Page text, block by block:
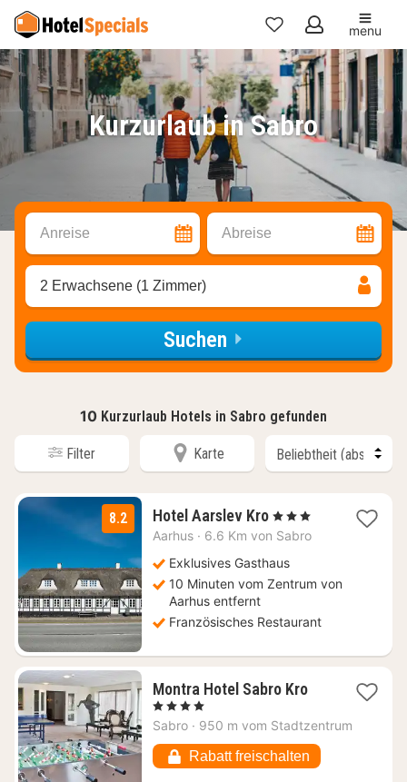
Meine
Favoriten
menu
Kurzurlaub in Sabro
Anreise Abreise
2 Erwachsene (1 Zimmer)
Suchen
10 Kurzurlaub Hotels in Sabro gefunden
Filter Karte
8.2 Hotel Aarslev Kro1
Nacht
122,11
€
, 3 Sterne
Aarhus · 6.6 Km von Sabro
Exklusives Gasthaus
10 Minuten vom Zentrum von
Aarhus entfernt
Französisches Restaurant
Montra Hotel Sabro Kro1
ab
€
, 4 Sterne
Sabro · 950 m vom Stadtzentrum
Rabatt freischalten